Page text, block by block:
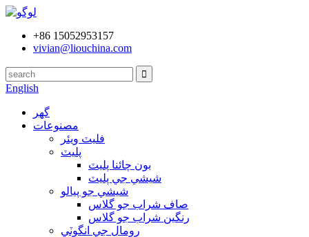
+86 15052953157
vivian@liouchina.com
English
گھر
مصنوعات
فليٽ ويئر
پليٽ
بون چائنا پليٽ
شيشي جي پليٽ
شيشي جو پيالو
صاف شراب جو گلاس
رنگين شراب جو گلاس
رومال جي انگوٽي